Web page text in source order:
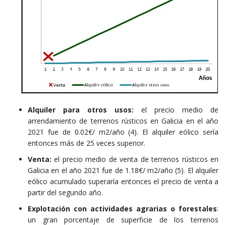
Alquiler para otros usos: el precio medio de
arrendamiento de terrenos rústicos en Galicia en el año
2021 fue de 0.02€/ m2/año (4). El alquiler eólico sería
entonces más de 25 veces superior.
Venta:el precio medio de venta de terrenos rústicos en
Galicia en el año 2021 fue de 1.18€/ m2/año (5). El alquiler
eólico acumulado superaría entonces el precio de venta a
partir del segundo año.
Explotación con actividades agrarias o forestales:
un gran porcentaje de superficie de los terrenos